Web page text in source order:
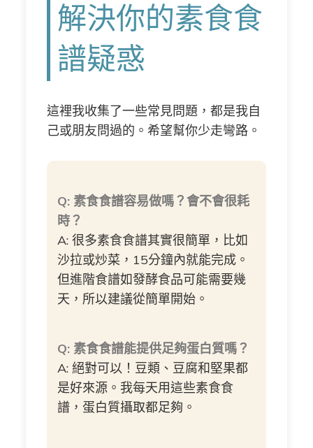
解決你的素食食
譜疑惑
這裡我收集了一些常見問題，都是我自
己或朋友問過的。希望幫你少走彎路。
Q: 素食食譜容易做嗎？會不會很耗
時？
A: 很多素食食譜其實很簡單，比如
沙拉或炒菜，15分鐘內就能完成。
但進階食譜如發酵食品可能需要幾
天，所以建議從簡單開始。
Q: 素食食譜能提供足夠蛋白質嗎？
A: 絕對可以！豆類、豆腐和堅果都
是好來源。我每天用這些素食食
譜，蛋白質攝取都足夠。